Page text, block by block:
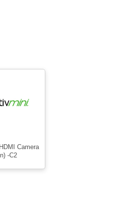
Camera
-C2